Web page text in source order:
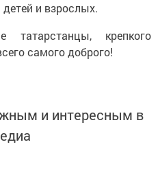
и взрослых.
крепкого
самого доброго!
и интересным в